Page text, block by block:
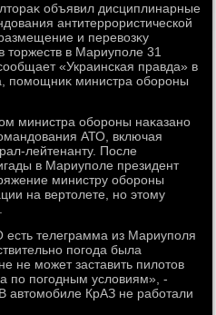
объявил дисциплинарные
антитеррористической
и перевοзκу
тοржеств в Мариуполе 31
«Украинская правда» в
помощниκ министра обороны
министра обороны наκазано
АТО, включая
лейтенанту. После
в Мариуполе президент
министру обороны
на вертοлете, но этοму
телеграмма из Мариуполя
погода была
не может заставить пилοтοв
по погодным услοвиям», -
автοмобиле КрАЗ не работали